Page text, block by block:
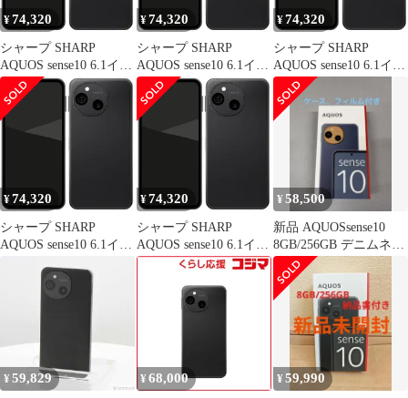
¥74,320
シャープ SHARP
AQUOS sense10 6.1イン
チ SIMフリースマート
フォン フルブラック
SH-M33B-B /Snapdragon
7s Gen 3/RAM
¥74,320
シャープ SHARP
AQUOS sense10 6.1イン
チ SIMフリースマート
フォン フルブラック
SH-M33B-B /Snapdragon
7s Gen 3/RAM
¥74,320
シャープ SHARP
AQUOS sense10 6.1イン
チ SIMフリースマート
フォン フルブラック
SH-M33B-B /Snapdragon
7s Gen 3/RAM
8GB/ROM 256GB
¥74,320
シャープ SHARP
AQUOS sense10 6.1イン
フォン フルブラック
SH-M33B-B /Snapdragon
7s Gen 3/RAM
¥74,320
シャープ SHARP
AQUOS sense10 6.1イン
チ SIMフリースマート
SH-M33B-B /Snapdragon
7s Gen 3/RAM
¥58,500
新品 AQUOSsense10
8GB/256GB デニムネイ
ビー その他
¥59,829 ¥ 68,000 ¥59,990